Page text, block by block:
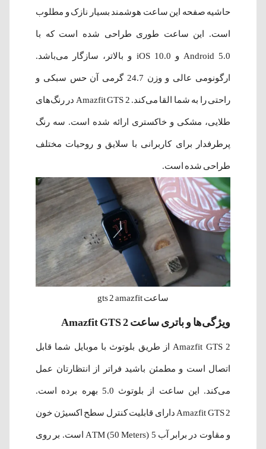
حاشیه صفحه این ساعت هوشمند بسیار نازک و مطلوب
است. این ساعت طوری طراحی شده است که با
Android 5.0 و iOS 10.0 و بالاتر، سازگار می‌باشد.
ارگونومی عالی و وزن 24.7 گرمی آن حس سبکی و
راحتی را به شما القا می‌کند. Amazfit GTS 2 در رنگ‌های
طلایی، مشکی و خاکستری ارائه شده‌ است. سه رنگ
پرطرفدار برای کاربرانی با سلایق و روحیات مختلف
طراحی شده است.
ساعت gts 2 amazfit
ویژگی‌ها و باتری ساعت Amazfit GTS 2
Amazfit GTS 2 از طریق بلوتوث با موبایل شما قابل
اتصال است و مطمئن باشید فراتر از انتظارتان عمل
می‌کند. این ساعت از بلوتوث 5.0 بهره برده است.
Amazfit GTS 2 دارای قابلیت کنترل سطح اکسیژن خون
و مقاوت در برابر آب 5 ATM (50 Meters) است. بر روی